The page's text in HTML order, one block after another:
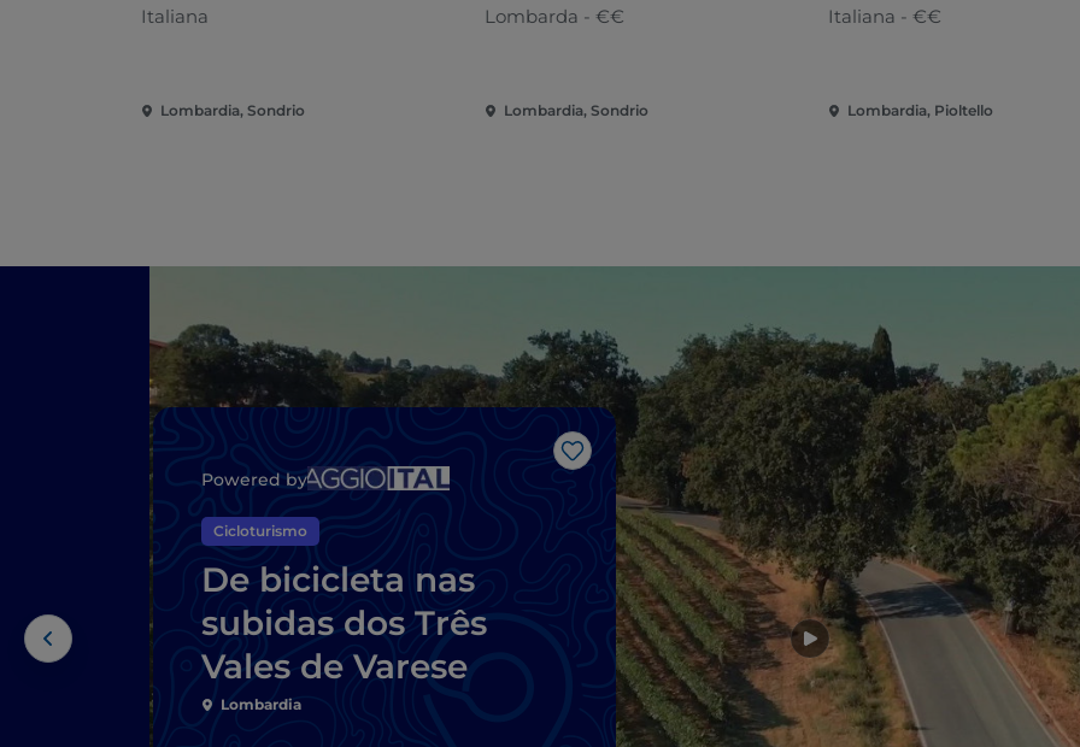
Italiana
Lombardia, Sondrio
Lombarda - €€
Lombardia, Sondrio
Italiana - €€
Lombardia, Pioltello
Gosto
Powered by
Cicloturismo
De bicicleta nas
subidas dos Três
Vales de Varese
Lombardia